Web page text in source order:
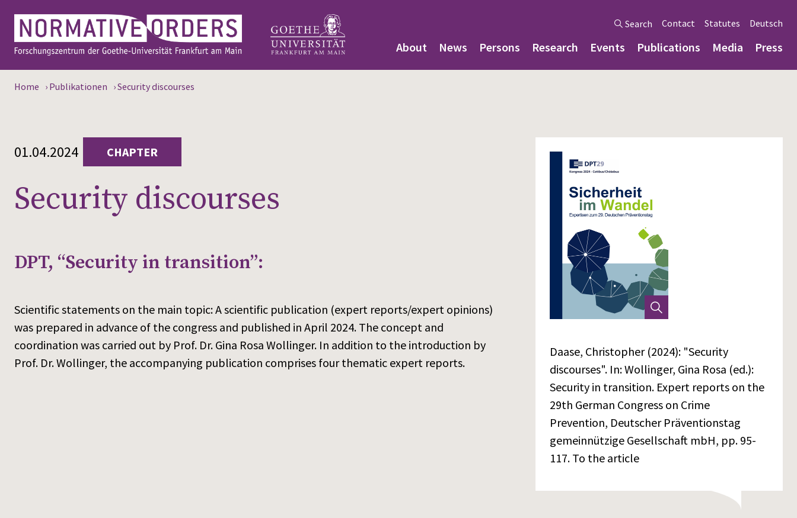
Search Contact Statutes Deutsch
About News Persons Research Events Publications Media Press
Home › Publikationen ›Security discourses
01.04.2024 CHAPTER
Security discourses
DPT, “Security in transition”:
Scientific statements on the main topic: A scientific publication (expert reports/expert opinions)
was prepared in advance of the congress and published in April 2024. The concept and
coordination was carried out by Prof. Dr. Gina Rosa Wollinger. In addition to the introduction by
Prof. Dr. Wollinger, the accompanying publication comprises four thematic expert reports.
Daase, Christopher (2024): "Security
discourses". In: Wollinger, Gina Rosa (ed.):
Security in transition. Expert reports on the
29th German Congress on Crime
Prevention, Deutscher Präventionstag
gemeinnützige Gesellschaft mbH, pp. 95-
117. To the article